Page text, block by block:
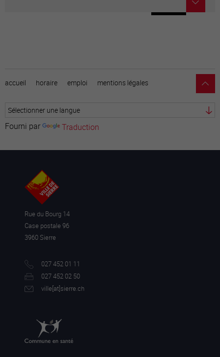
accueil horaire emploi mentions légales
Fourni par Traduction
Rue du Bourg 14
Case postale 96
3960 Sierre
027 452 01 11
027 452 02 50
ville[at]sierre.ch